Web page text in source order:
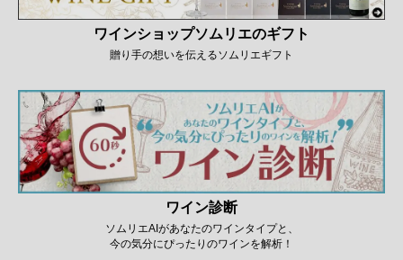
ワインショップソムリエのギフト
贈り手の想いを伝えるソムリエギフト
ワイン診断
ソムリエAIがあなたのワインタイプと、
今の気分にぴったりのワインを解析！